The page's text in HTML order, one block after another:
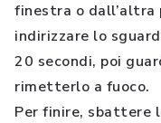
finestra o
indirizzare lo
20 secondi, poi
rimetterlo a fuoco.
Per finire, sbattere